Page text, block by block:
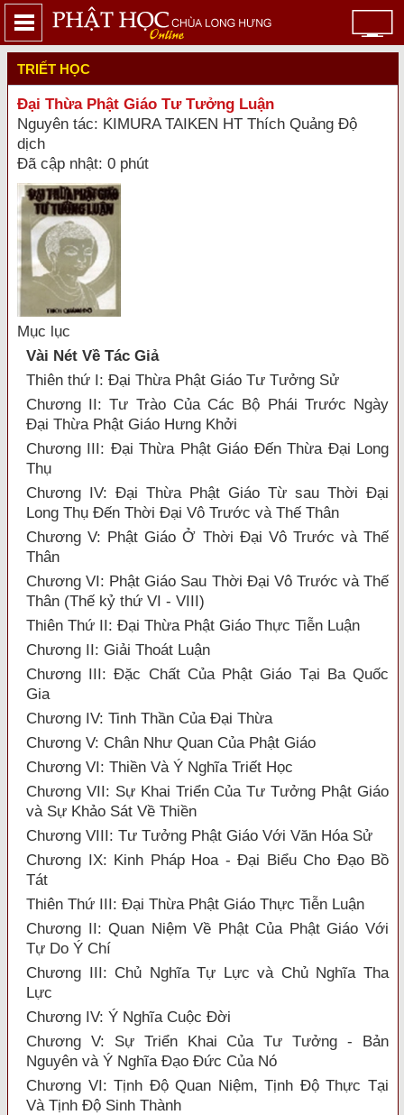
TRIẾT HỌC
Đại Thừa Phật Giáo Tư Tưởng Luận
Nguyên tác: KIMURA TAIKEN HT Thích Quảng Độ
dịch
Đã cập nhật: 0 phút
Mục lục
Vài Nét Về Tác Giả
Thiên thứ I: Đại Thừa Phật Giáo Tư Tưởng Sử
Chương II: Tư Trào Của Các Bộ Phái Trước Ngày
Đại Thừa Phật Giáo Hưng Khởi
Chương III: Đại Thừa Phật Giáo Đến Thừa Đại Long
Thụ
Chương IV: Đại Thừa Phật Giáo Từ sau Thời Đại
Long Thụ Đến Thời Đại Vô Trước và Thế Thân
Chương V: Phật Giáo Ở Thời Đại Vô Trước và Thế
Thân
Chương VI: Phật Giáo Sau Thời Đại Vô Trước và Thế
Thân (Thế kỷ thứ VI - VIII)
Thiên Thứ II: Đại Thừa Phật Giáo Thực Tiễn Luận
Chương II: Giải Thoát Luận
Chương III: Đặc Chất Của Phật Giáo Tại Ba Quốc
Gia
Chương IV: Tinh Thần Của Đại Thừa
Chương V: Chân Như Quan Của Phật Giáo
Chương VI: Thiền Và Ý Nghĩa Triết Học
Chương VII: Sự Khai Triển Của Tư Tưởng Phật Giáo
và Sự Khảo Sát Về Thiền
Chương VIII: Tư Tưởng Phật Giáo Với Văn Hóa Sử
Chương IX: Kinh Pháp Hoa - Đại Biểu Cho Đạo Bồ
Tát
Thiên Thứ III: Đại Thừa Phật Giáo Thực Tiễn Luận
Chương II: Quan Niệm Về Phật Của Phật Giáo Với
Tự Do Ý Chí
Chương III: Chủ Nghĩa Tự Lực và Chủ Nghĩa Tha
Lực
Chương IV: Ý Nghĩa Cuộc Đời
Chương V: Sự Triển Khai Của Tư Tưởng - Bản
Nguyên và Ý Nghĩa Đạo Đức Của Nó
Chương VI: Tịnh Độ Quan Niệm, Tịnh Độ Thực Tại
Và Tịnh Độ Sinh Thành